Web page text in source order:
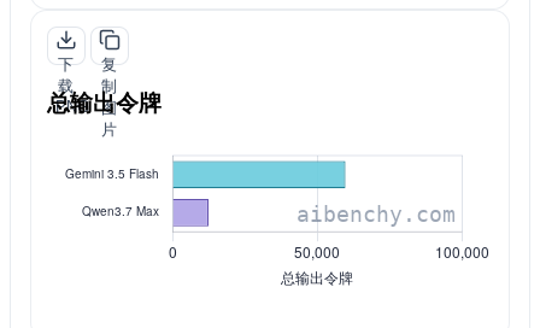
下
载
PNG
复
制
图
片
总输出令牌